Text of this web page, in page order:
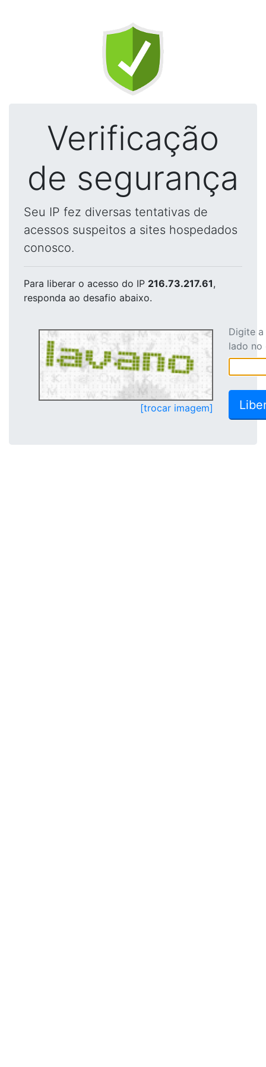
Verificação
de segurança
Seu IP fez diversas tentativas de
acessos suspeitos a sites hospedados
conosco.
Para liberar o acesso do IP 216.73.217.61,
responda ao desafio abaixo.
[trocar imagem]
Digite
lado no